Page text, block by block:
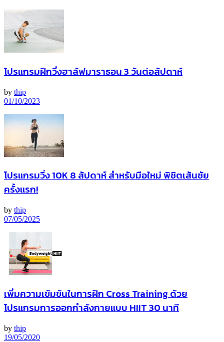
โปรแกรมฝึกวิ่งฮาล์ฟมาราธอน 3 วันต่อสัปดาห์
by thip
01/10/2023
โปรแกรมวิ่ง 10K 8 สัปดาห์ สำหรับมือใหม่ พิชิตเส้นชัย
ครั้งแรก!
by thip
07/05/2025
เพิ่มความเข้มข้นในการฝึก Cross Training ด้วย
โปรแกรมการออกกำลังกายแบบ HIIT 30 นาที
by thip
19/05/2020